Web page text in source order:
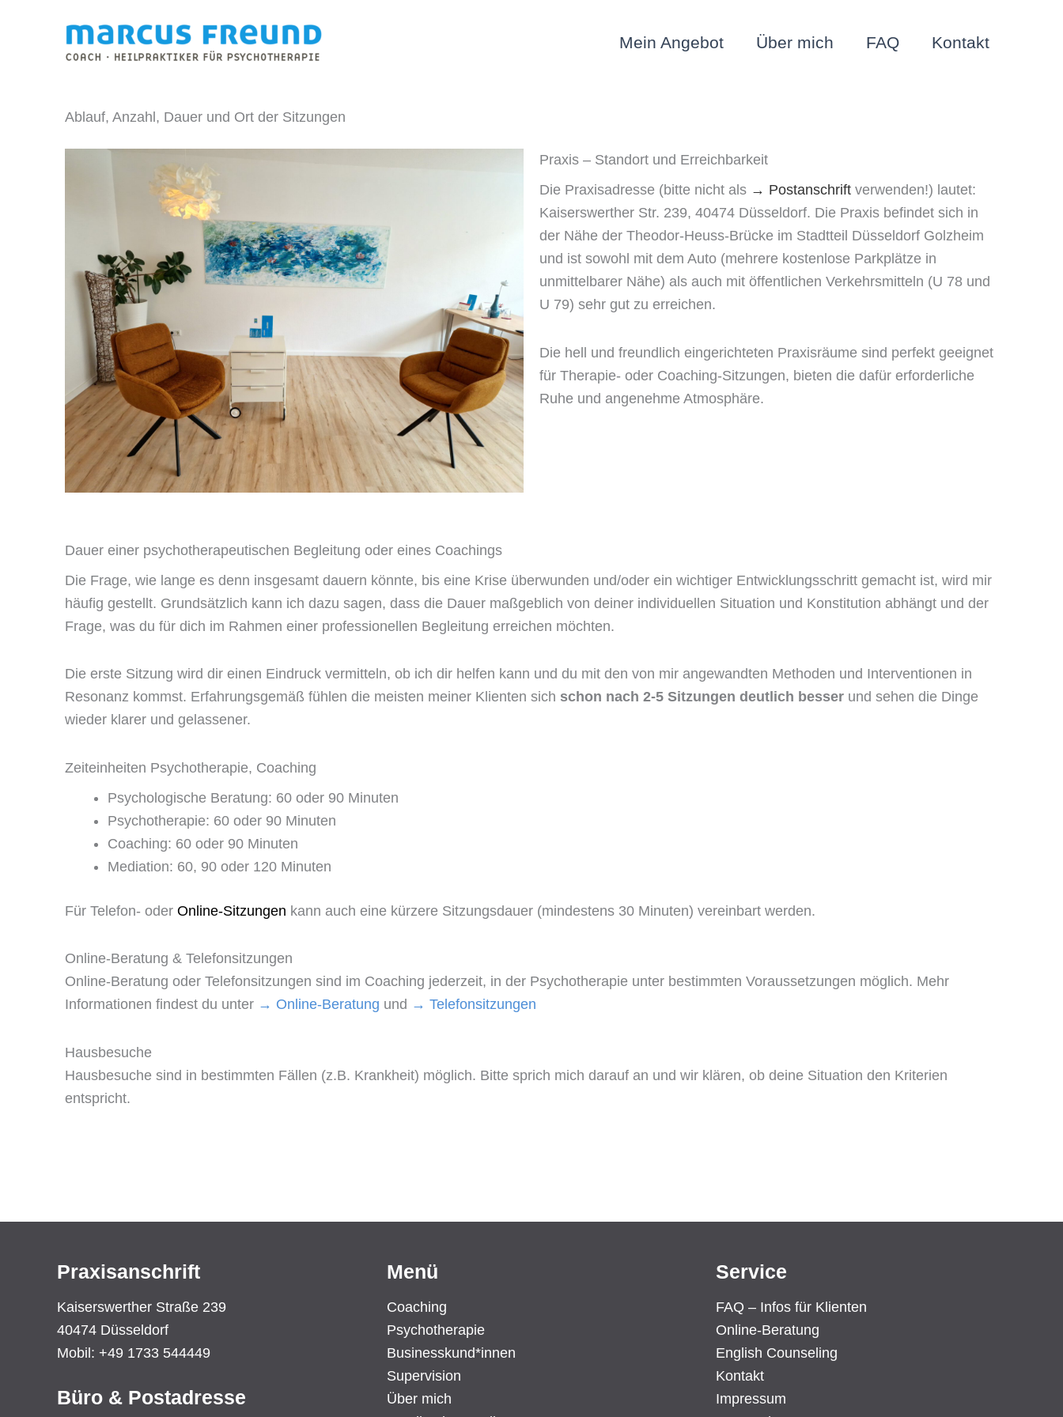
Mein Angebot Über mich FAQ Kontakt
Ablauf, Anzahl, Dauer und Ort der Sitzungen
Praxis – Standort und Erreichbarkeit
Die Praxisadresse (bitte nicht als → Postanschrift verwenden!) lautet:
Kaiserswerther Str. 239, 40474 Düsseldorf. Die Praxis befindet sich in
der Nähe der Theodor-Heuss-Brücke im Stadtteil Düsseldorf Golzheim
und ist sowohl mit dem Auto (mehrere kostenlose Parkplätze in
unmittelbarer Nähe) als auch mit öffentlichen Verkehrsmitteln (U 78 und
U 79) sehr gut zu erreichen.
Die hell und freundlich eingerichteten Praxisräume sind perfekt geeignet
für Therapie- oder Coaching-Sitzungen, bieten die dafür erforderliche
Ruhe und angenehme Atmosphäre.
Dauer einer psychotherapeutischen Begleitung oder eines Coachings
Die Frage, wie lange es denn insgesamt dauern könnte, bis eine Krise überwunden und/oder ein wichtiger Entwicklungsschritt gemacht ist, wird mir
häufig gestellt. Grundsätzlich kann ich dazu sagen, dass die Dauer maßgeblich von deiner individuellen Situation und Konstitution abhängt und der
Frage, was du für dich im Rahmen einer professionellen Begleitung erreichen möchten.
Die erste Sitzung wird dir einen Eindruck vermitteln, ob ich dir helfen kann und du mit den von mir angewandten Methoden und Interventionen in
Resonanz kommst. Erfahrungsgemäß fühlen die meisten meiner Klienten sich schon nach 2-5 Sitzungen deutlich besser und sehen die Dinge
wieder klarer und gelassener.
Zeiteinheiten Psychotherapie, Coaching
Psychologische Beratung: 60 oder 90 Minuten
Psychotherapie: 60 oder 90 Minuten
Coaching: 60 oder 90 Minuten
Mediation: 60, 90 oder 120 Minuten
Für Telefon- oder Online-Sitzungen kann auch eine kürzere Sitzungsdauer (mindestens 30 Minuten) vereinbart werden.
Online-Beratung & Telefonsitzungen
Online-Beratung oder Telefonsitzungen sind im Coaching jederzeit, in der Psychotherapie unter bestimmten Voraussetzungen möglich. Mehr
Informationen findest du unter → Online-Beratung und → Telefonsitzungen
Hausbesuche
Hausbesuche sind in bestimmten Fällen (z.B. Krankheit) möglich. Bitte sprich mich darauf an und wir klären, ob deine Situation den Kriterien
entspricht.
Praxisanschrift
Kaiserswerther Straße 239
40474 Düsseldorf
Mobil: +49 1733 544449
Büro & Postadresse
Menü
Coaching
Psychotherapie
Businesskund*innen
Supervision
Über mich
Service
FAQ – Infos für Klienten
Online-Beratung
English Counseling
Kontakt
Impressum